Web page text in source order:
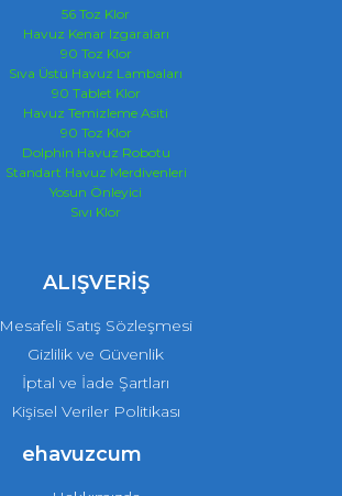
56 Toz Klor
Havuz Kenar Izgaraları
90 Toz Klor
Sıva Üstü Havuz Lambaları
90 Tablet Klor
Havuz Temizleme Asiti
90 Toz Klor
Dolphin Havuz Robotu
Standart Havuz Merdivenleri
Yosun Önleyici
Sıvı Klor
ALIŞVERİŞ
Mesafeli Satış Sözleşmesi
Gizlilik ve Güvenlik
İptal ve İade Şartları
Kişisel Veriler Politikası
ehavuzcum